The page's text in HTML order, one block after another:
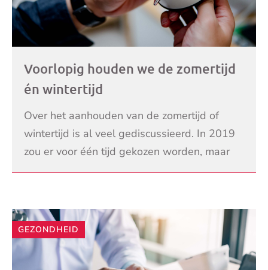
Voorlopig houden we de zomertijd
én wintertijd
Over het aanhouden van de zomertijd of
wintertijd is al veel gediscussieerd. In 2019
zou er voor één tijd gekozen worden, maar
dit gaat niet door. De klok gaat op 27
LEES VERDER
GEZONDHEID